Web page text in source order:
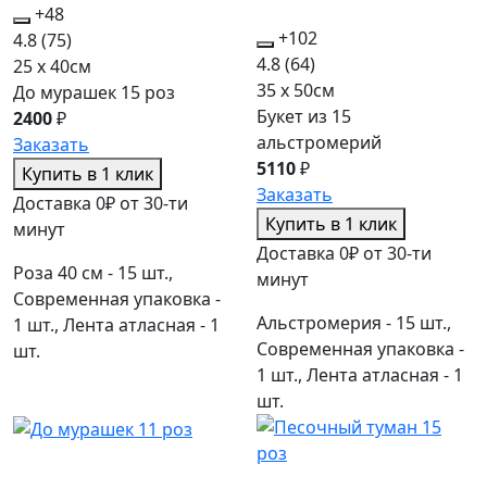
+48
4.8(75)
25 x 40см
До мурашек 15 роз
2400₽
Заказать
Купить в 1 клик
Доставка 0₽ от 30-ти
минут
Роза 40 см - 15 шт.,
Современная упаковка -
1 шт., Лента атласная - 1
шт.
+102
4.8(64)
35 x 50см
Букет из 15
альстромерий
5110₽
Заказать
Купить в 1 клик
Доставка 0₽ от 30-ти
минут
Альстромерия - 15 шт.,
Современная упаковка -
1 шт., Лента атласная - 1
шт.